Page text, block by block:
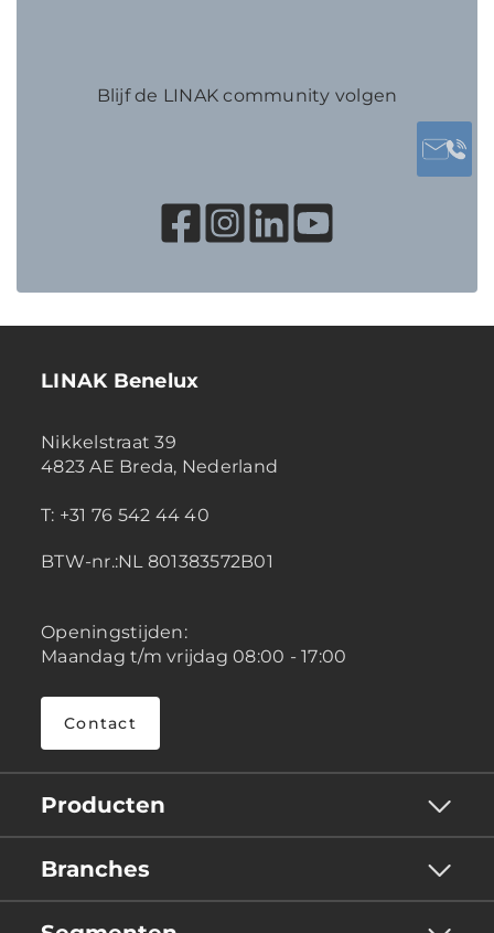
Blijf de LINAK community volgen
LINAK Benelux
Nikkelstraat 39
4823 AE Breda, Nederland
T: +31 76 542 44 40
BTW-nr.:NL 801383572B01
Openingstijden:
Maandag t/m vrijdag 08:00 - 17:00
Contact
Producten
Branches